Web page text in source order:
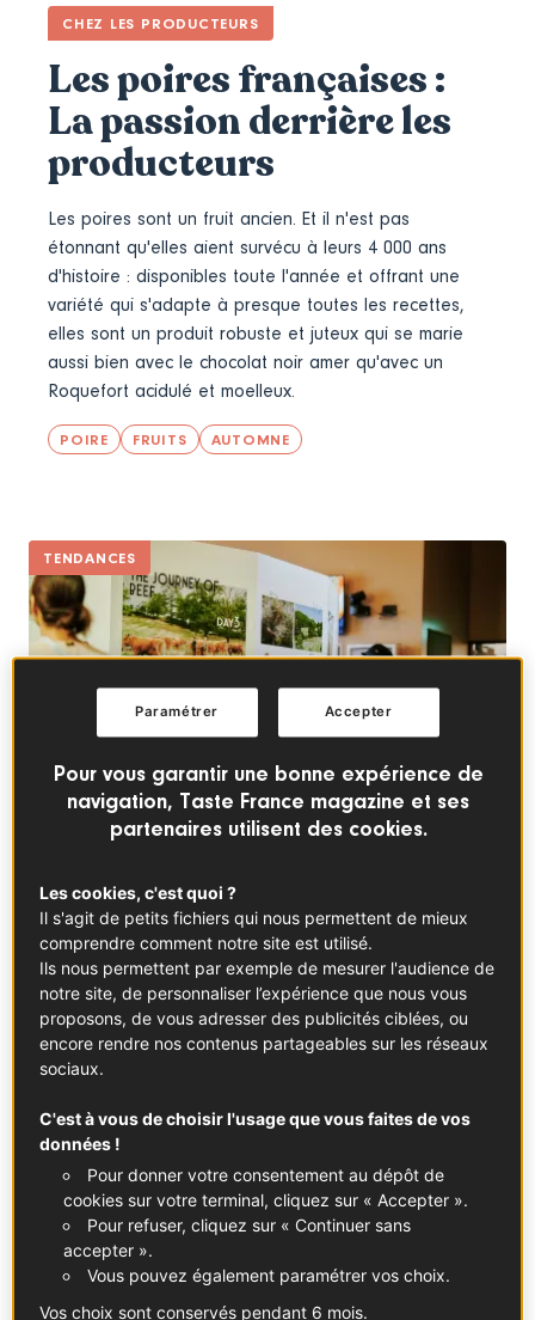
CHEZ LES PRODUCTEURS
Les poires françaises :
La passion derrière les
producteurs
Les poires sont un fruit ancien. Et il n'est pas
étonnant qu'elles aient survécu à leurs 4 000 ans
d'histoire : disponibles toute l'année et offrant une
variété qui s'adapte à presque toutes les recettes,
elles sont un produit robuste et juteux qui se marie
aussi bien avec le chocolat noir amer qu'avec un
Roquefort acidulé et moelleux.
POIRE FRUITS AUTOMNE
TENDANCES
De la ferme à l’assiette : Interbev met à l’honneur
le bœuf français à Osaka
En partenariat avecFrench Beef, Taste of Terroir
TENDANCES
Pour vous garantir une bonne expérience de
navigation, Taste France magazine et ses
partenaires utilisent des cookies.
Les cookies, c'est quoi ?
Il s'agit de petits fichiers qui nous permettent de mieux
comprendre comment notre site est utilisé.
Ils nous permettent par exemple de mesurer l'audience de
notre site, de personnaliser l’expérience que nous vous
proposons, de vous adresser des publicités ciblées, ou
encore rendre nos contenus partageables sur les réseaux
sociaux.
C'est à vous de choisir l'usage que vous faites de vos
données !
Pour donner votre consentement au dépôt de
cookies sur votre terminal, cliquez sur « Accepter ».
Pour refuser, cliquez sur « Continuer sans
accepter ».
Vous pouvez également paramétrer vos choix.
Vos choix sont conservés pendant 6 mois.
Accepter
Paramétrer